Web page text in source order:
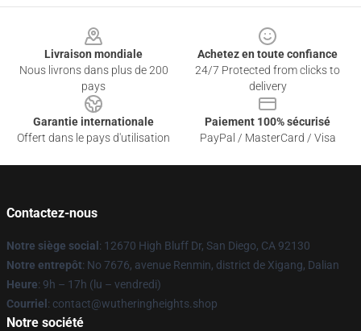
Livraison mondiale
Nous livrons dans plus de 200
pays
Achetez en toute confiance
24/7 Protected from clicks to
delivery
Garantie internationale
Offert dans le pays d'utilisation
Paiement 100% sécurisé
PayPal / MasterCard / Visa
Contactez-nous
Notre siège social : 12670 High Bluff Dr, San Diego, CA 92130
Notre entrepôt: No 7676, avenue Renmin, district de Xigang, Dalian
Heure: 9h – 17h (lu – vendredi)
Courriel : contact@wutheringheights.shop
Notre société